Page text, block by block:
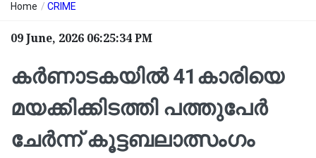
Home / CRIME
09 June, 2026 06:25:34 PM
കർണാടകയിൽ 41കാരിയെ
മയക്കിക്കിടത്തി പത്തുപേർ
ചേർന്ന് കൂട്ടബലാത്സംഗം